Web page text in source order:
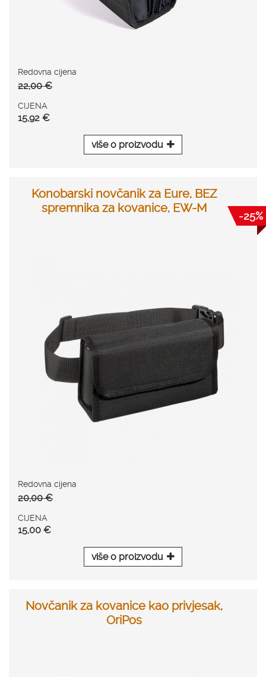
Redovna cijena
22,00 €
CIJENA
15,92 €
više o proizvodu
Konobarski novčanik za Eure, BEZ
spremnika za kovanice, EW-M
Redovna cijena
20,00 €
CIJENA
15,00 €
više o proizvodu
-25%
Novčanik za kovanice kao privjesak,
OriPos